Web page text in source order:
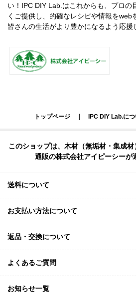
い！IPC DIY Lab.はこれからも、プロの
くご提供し、的確なレシピや情報をweb
皆さんの生活がより豊かになるよう応援
トップページ ｜ IPC DIY Lab.につ
このショップは、木材（無垢材・集成材
通販の株式会社アイピーシーが
送料について
お支払い方法について
返品・交換について
よくあるご質問
お知らせ一覧